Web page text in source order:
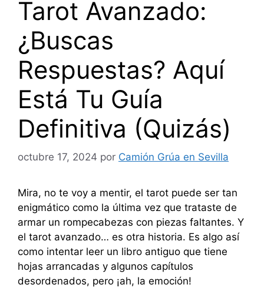
Tarot Avanzado:
¿Buscas
Respuestas? Aquí
Está Tu Guía
Definitiva (Quizás)
octubre 17, 2024 por Camión Grúa en Sevilla
Mira, no te voy a mentir, el tarot puede ser tan
enigmático como la última vez que trataste de
armar un rompecabezas con piezas faltantes. Y
el tarot avanzado… es otra historia. Es algo así
como intentar leer un libro antiguo que tiene
hojas arrancadas y algunos capítulos
desordenados, pero ¡ah, la emoción!